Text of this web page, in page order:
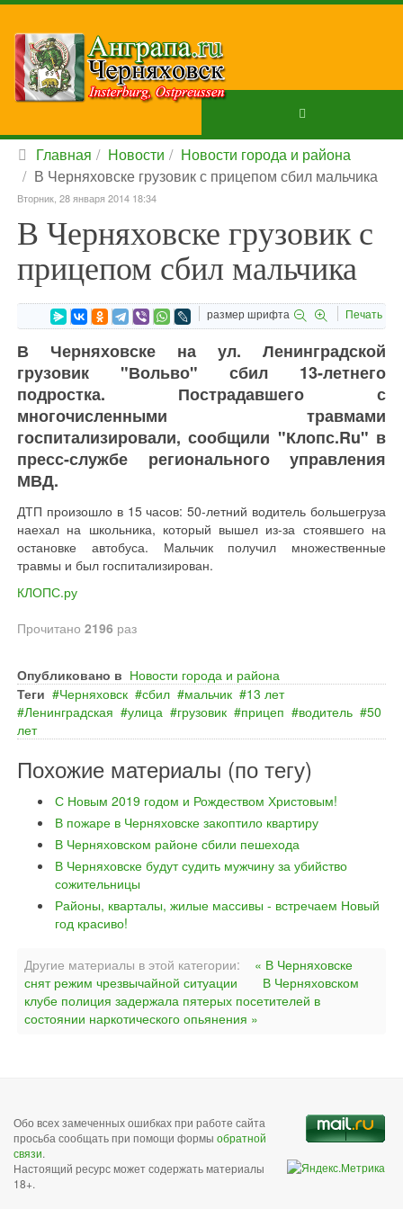
Главная Новости
Новости города и района
В Черняховске грузовик с прицепом сбил мальчика
Вторник, 28 января 2014 18:34
В Черняховске грузовик с
прицепом сбил мальчика
размер шрифта Печать
В Черняховске на ул. Ленинградской
грузовик "Вольво" сбил 13-летнего
подростка. Пострадавшего с
многочисленными травмами
госпитализировали, сообщили "Клопс.Ru" в
пресс-службе регионального управления
МВД.
ДТП произошло в 15 часов: 50-летний водитель большегруза
наехал на школьника, который вышел из-за стоявшего на
остановке автобуса. Мальчик получил множественные
травмы и был госпитализирован.
КЛОПС.ру
Прочитано 2196 раз
Опубликовано в Новости города и района
Теги
Черняховск сбил мальчик
13 лет
Ленинградская
улица грузовик прицеп водитель
50
лет
Похожие материалы (по тегу)
С Новым 2019 годом и Рождеством Христовым!
В пожаре в Черняховске закоптило квартиру
В Черняховском районе сбили пешехода
В Черняховске будут судить мужчину за убийство
сожительницы
Районы, кварталы, жилые массивы - встречаем Новый
год красиво!
Другие материалы в этой категории:
« В Черняховске
снят режим чрезвычайной ситуации
В Черняховском
клубе полиция задержала пятерых посетителей в
состоянии наркотического опьянения »
Обо всех замеченных ошибках при работе сайта
просьба сообщать при помощи формы обратной
связи.
Настоящий ресурс может содержать материалы
18+.